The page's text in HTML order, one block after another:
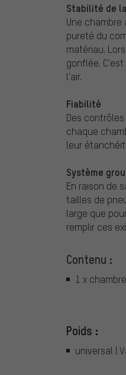
Stabilité de
Une
pureté du
matériau.
gonflée.
l'air.
Fiabilité
Des
chaque
leur
Système
En raison de
tailles de
large que
remplir ces
Contenu :
1 x
Poids :
universal |